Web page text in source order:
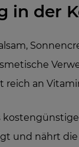
in der
reich an
und nährt die